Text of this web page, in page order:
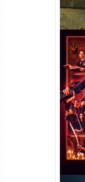
Viúva
720p/